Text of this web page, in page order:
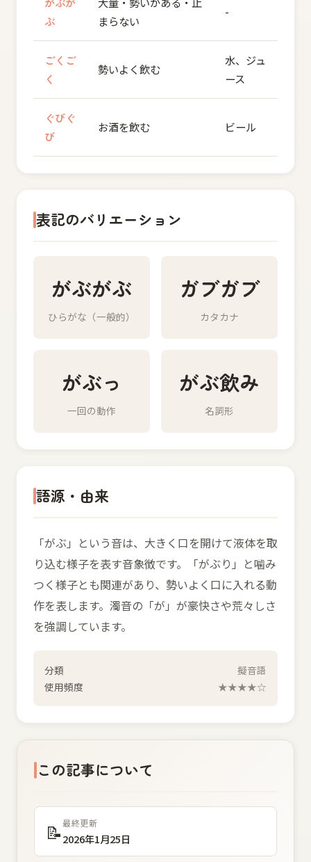
ぶ
まらない
-
ごくご
く
勢いよく飲む
水、ジュ
ース
ぐびぐ
び
お酒を飲む ビール
表記のバリエーション
がぶがぶ
ひらがな（一般的）
ガブガブ
カタカナ
がぶっ
一回の動作
がぶ飲み
名詞形
語源・由来
「がぶ」という音は、大きく口を開けて液体を取
り込む様子を表す音象徴です。「がぶり」と噛み
つく様子とも関連があり、勢いよく口に入れる動
作を表します。濁音の「が」が豪快さや荒々しさ
を強調しています。
分類
擬音語
使用頻度
★★★★☆
この記事について
📝最終更新
2026年1月25日